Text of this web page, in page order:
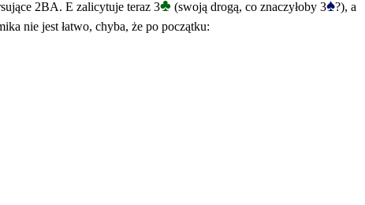
2BA. E zalicytuje teraz 3♣ (swoją drogą, co znaczyłoby 3♠?), a
nie jest łatwo, chyba, że po początku: